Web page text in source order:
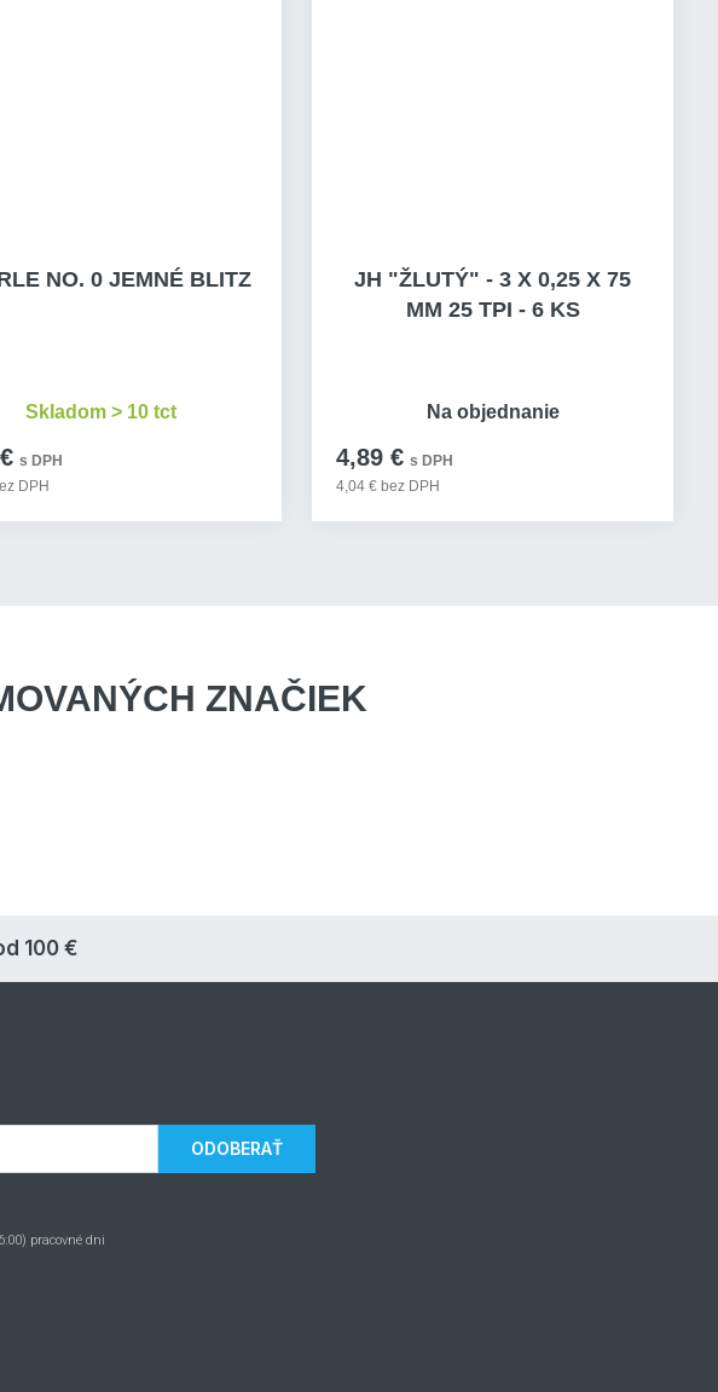
NO. 0 JEMNÉ BLITZ
s DPH
DPH
Skladom > 10 tct
JH "ŽLUTÝ" - 3 X 0,25 X 75
MM 25 TPI - 6 KS
4,89 € s DPH
4,04 € bez DPH
Na objednanie
ZNAČIEK
100 €
ODOBERAŤ
pracovné dni